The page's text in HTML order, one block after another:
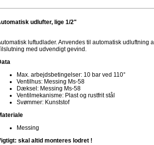
udlufter, lige 1/2"
luftudlader. Anvendes til automatisk udluftning
med udvendigt gevind.
Max. arbejdsbetingelser: 10 bar ved 110°
Ventilhus: Messing Ms-58
Dæksel: Messing Ms-58
Ventilmekanisme: Plast og rustfrit stål
Svømmer: Kunststof
Messing
skal altid monteres lodret !